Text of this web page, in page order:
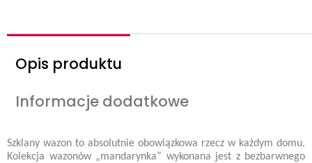
Opis produktu
Informacje dodatkowe
Szklany wazon to absolutnie obowiązkowa rzecz w każdym domu.
Kolekcja wazonów „mandarynka” wykonana jest z bezbarwnego